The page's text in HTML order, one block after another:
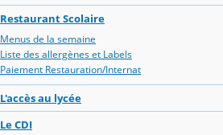
Restaurant Scolaire
Menus de la semaine
Liste des allergènes et Labels
Paiement Restauration/Internat
L'accès au lycée
Le CDI